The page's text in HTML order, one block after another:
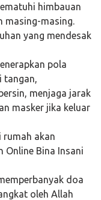
himbauan
masing-masing.
yang mendesak
pola
tangan,
menjaga jarak
masker jika keluar
rumah akan
Online Bina Insani
doa
oleh Allah